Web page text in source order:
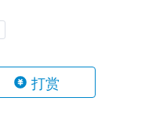
打赏